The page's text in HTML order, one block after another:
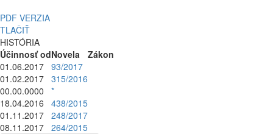
PDF VERZIA
TLAČIŤ
HISTÓRIA
Účinnosť odNovela
Zákon
01.06.2017 93/2017
01.02.2017 315/2016
00.00.0000
*
18.04.2016
438/2015
01.11.2017 248/2017
08.11.2017 264/2015